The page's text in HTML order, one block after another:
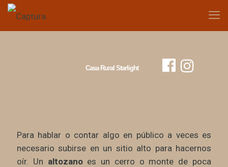
Casa Rural Starlight
Para hablar o contar algo en público a veces es
necesario subirse en un sitio alto para hacernos
oír. Un altozano es un cerro o monte de poca